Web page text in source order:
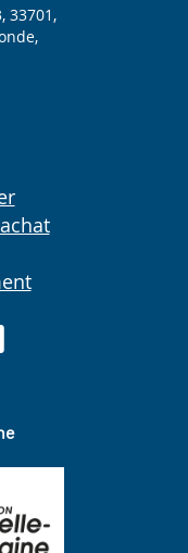
33701,